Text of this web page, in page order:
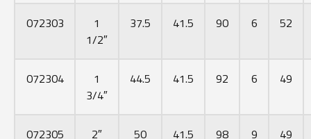
072303
1
1/2″
37.5 41.5 90 6 52
072304
1
3/4″
44.5 41.5 92 6 49
072305 2″ 50 41.5 98 9 49